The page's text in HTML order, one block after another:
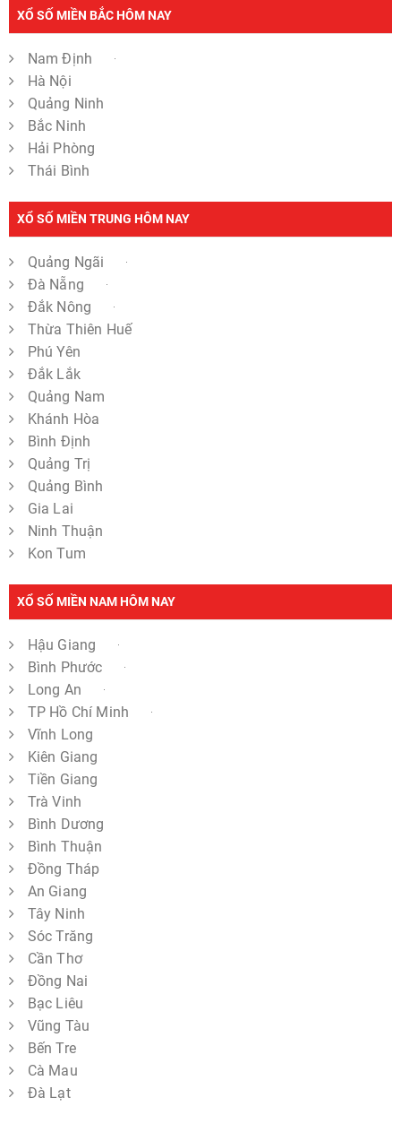
XỔ SỐ MIỀN BẮC HÔM NAY
Nam Định
Hà Nội
Quảng Ninh
Bắc Ninh
Hải Phòng
Thái Bình
XỔ SỐ MIỀN TRUNG HÔM NAY
Quảng Ngãi
Đà Nẵng
Đắk Nông
Thừa Thiên Huế
Phú Yên
Đắk Lắk
Quảng Nam
Khánh Hòa
Bình Định
Quảng Trị
Quảng Bình
Gia Lai
Ninh Thuận
Kon Tum
XỔ SỐ MIỀN NAM HÔM NAY
Hậu Giang
Bình Phước
Long An
TP Hồ Chí Minh
Vĩnh Long
Kiên Giang
Tiền Giang
Trà Vinh
Bình Dương
Bình Thuận
Đồng Tháp
An Giang
Tây Ninh
Sóc Trăng
Cần Thơ
Đồng Nai
Bạc Liêu
Vũng Tàu
Bến Tre
Cà Mau
Đà Lạt